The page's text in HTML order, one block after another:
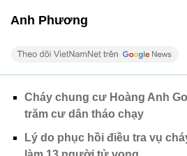
Anh Phương
Cháy chung cư Hoàng Anh
trăm cư dân tháo chạy
Lý do phục hồi điều tra vụ